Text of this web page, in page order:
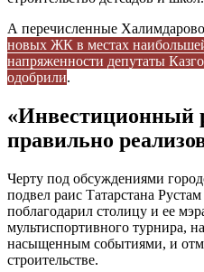
А перечисленные
новых ЖК в местах
напряженности депутаты
одобрили.
«Инвестиционный
правильно
Черту под обсуждениями
подвел раис Татарстана
поблагодарил столицу и ее
мультиспортивного турнира,
насыщенным событиями, и
строительстве.